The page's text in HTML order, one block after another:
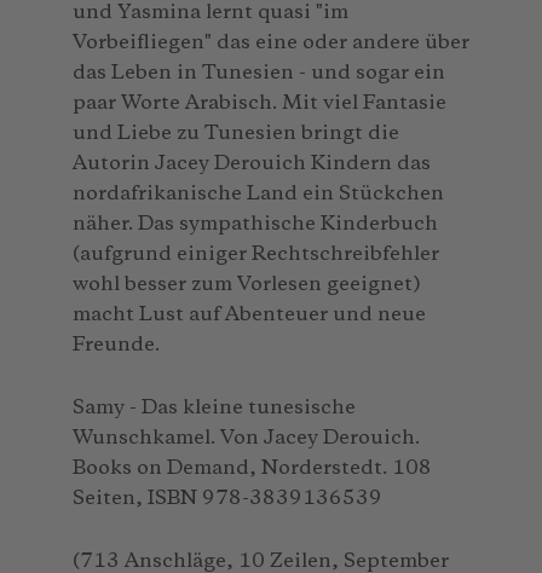
und Yasmina lernt quasi "im
Vorbeifliegen" das eine oder andere über
das Leben in Tunesien - und sogar ein
paar Worte Arabisch. Mit viel Fantasie
und Liebe zu Tunesien bringt die
Autorin Jacey Derouich Kindern das
nordafrikanische Land ein Stückchen
näher. Das sympathische Kinderbuch
(aufgrund einiger Rechtschreibfehler
wohl besser zum Vorlesen geeignet)
macht Lust auf Abenteuer und neue
Freunde.
Samy - Das kleine tunesische
Wunschkamel. Von Jacey Derouich.
Books on Demand, Norderstedt. 108
Seiten, ISBN 978-3839136539
(713 Anschläge, 10 Zeilen, September